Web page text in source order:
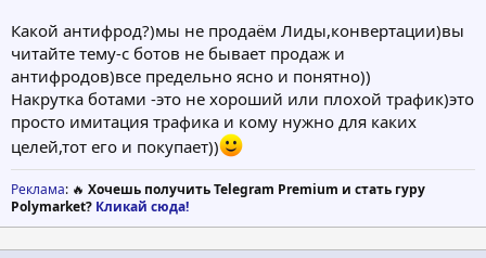
Какой антифрод?)мы не продаём Лиды,конвертации)вы
читайте тему-с ботов не бывает продаж и
антифродов)все предельно ясно и понятно))
Накрутка ботами -это не хороший или плохой трафик)это
просто имитация трафика и кому нужно для каких
целей,тот его и покупает))
Реклама: 🔥 Хочешь получить Telegram Premium и стать гуру
Polymarket? Кликай сюда!